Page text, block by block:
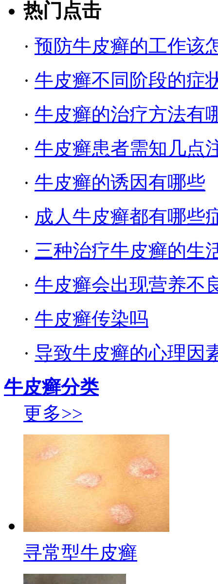
热门点击
· 预防牛皮癣的工作该
· 牛皮癣不同阶段的症
· 牛皮癣的治疗方法有
· 牛皮癣患者需知几点
· 牛皮癣的诱因有哪些
· 成人牛皮癣都有哪些
· 三种治疗牛皮癣的生
· 牛皮癣会出现营养不
· 牛皮癣传染吗
· 导致牛皮癣的心理因
牛皮癣分类
更多>>
寻常型牛皮癣